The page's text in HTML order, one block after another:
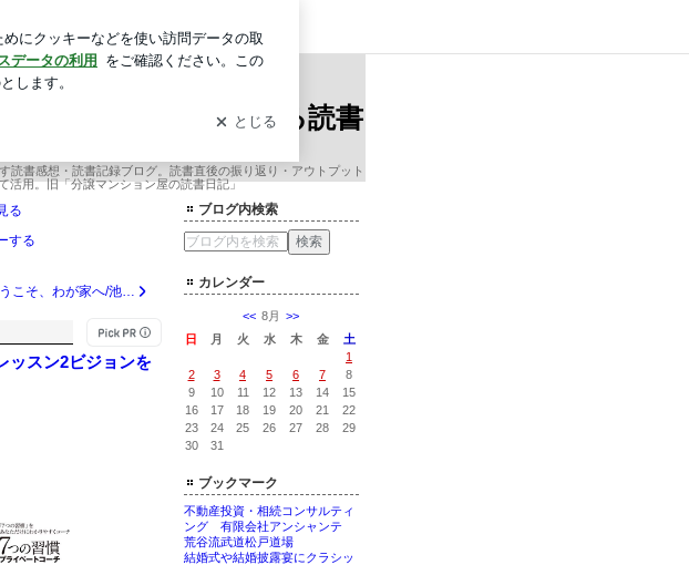
社 オーナー社長 兼 グロービス経営大学院准教授による読書日記
資会社・コンサル会
大学院准教授による読書
書感想・読書記録ブログ。読書直後の振り返り・アウトプット
活用。旧「分譲マンション屋の読書日記」
る
する
ようこそ、わが家へ/池井戸潤 25297
ッスン2ビジョンを
ブログ内検索
カレンダー
<< 8月 >>
日
月 火 水 木 金
土
1
2
3 4 5 6 7
8
9
10 11 12 13 14
15
16
17 18 19 20 21
22
23
24 25 26 27 28
29
30
31
ブックマーク
不動産投資・相続コンサルティ
ング 有限会社アンシャンテ
荒谷流武道松戸道場
結婚式や結婚披露宴にクラシッ